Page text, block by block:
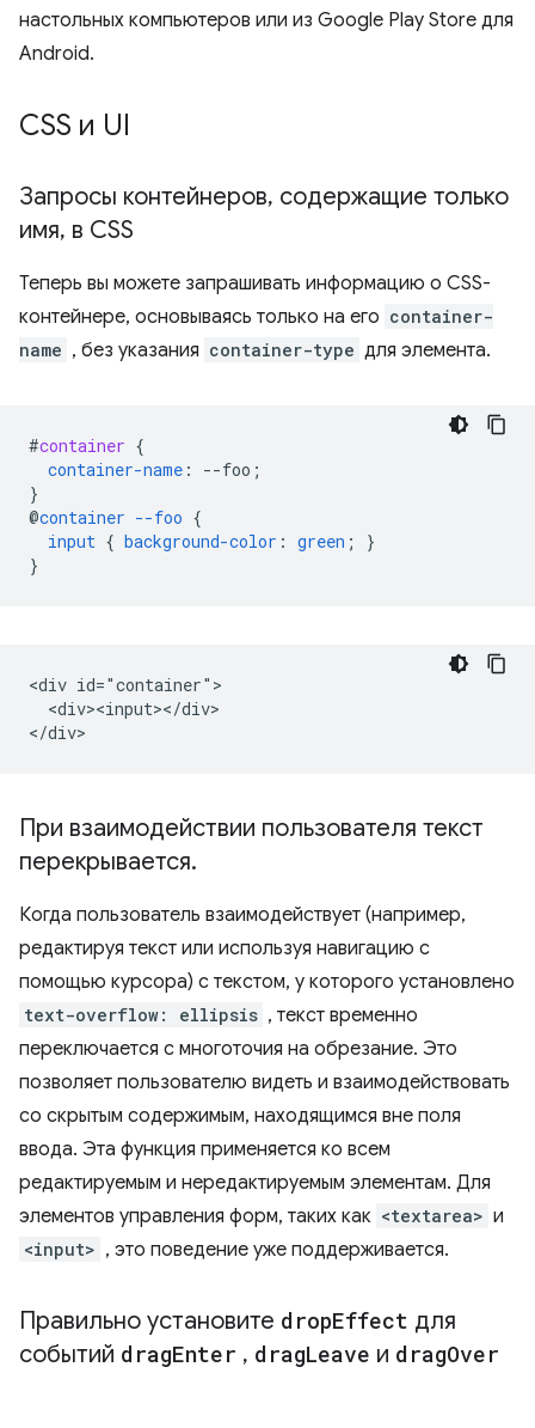
настольных компьютеров или из Google Play Store для
Android.
CSS и UI
Запросы контейнеров, содержащие только
имя, в CSS
Теперь вы можете запрашивать информацию о CSS-
контейнере, основываясь только на его container-
name , без указания container-type для элемента.
#container {
container-name : --foo ;
}
@container --foo {
input { background-color : green ;
}
}
<div id="container">
  <div><input></div>
При взаимодействии пользователя текст
перекрывается.
Когда пользователь взаимодействует (например,
редактируя текст или используя навигацию с
помощью курсора) с текстом, у которого установлено
text-overflow: ellipsis , текст временно
переключается с многоточия на обрезание. Это
позволяет пользователю видеть и взаимодействовать
со скрытым содержимым, находящимся вне поля
ввода. Эта функция применяется ко всем
редактируемым и нередактируемым элементам. Для
элементов управления форм, таких как <textarea> и
<input> , это поведение уже поддерживается.
Правильно установите dropEffect для
событий dragEnter , dragLeave и dragOver